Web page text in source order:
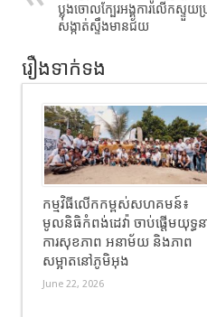
ប្លុងចោលក្បែរអង្គការលើកស្ទួយ
សង្កាត់ស្ទឹងមានជ័យ
រឿងទាក់ទង
កម្មវិធីលើកកម្ពស់សហគមន៍៖
មូលនិធិកំពង់ដេវ៉ា ចាប់ផ្តើមយុទ្ធន
ការសុខភាព អនាម័យ និងភាព
សម្អាតនៅភូមិអុង
June 22, 2026